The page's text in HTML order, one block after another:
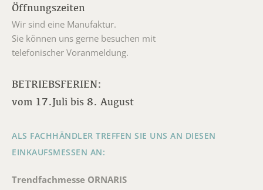
Öffnungszeiten
Wir sind eine Manufaktur.
Sie können uns gerne besuchen mit
telefonischer Voranmeldung.
BETRIEBSFERIEN:
vom 17.Juli bis 8. August
ALS FACHHÄNDLER TREFFEN SIE UNS AN DIESEN
EINKAUFSMESSEN AN:
Trendfachmesse ORNARIS